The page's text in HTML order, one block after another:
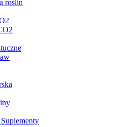
roślin